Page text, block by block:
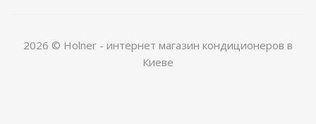
2026 © Holner - интернет магазин кондиционеров в
Киеве